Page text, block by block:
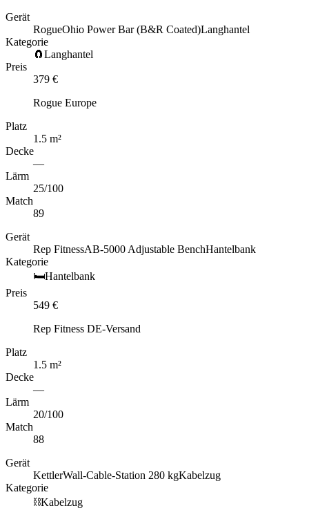
Gerät
RogueOhio Power Bar (B&R Coated)Langhantel
Kategorie
🧲Langhantel
Preis
379 €
Rogue Europe
Platz
1.5 m²
Decke
—
Lärm
25/100
Match
89
Gerät
Rep FitnessAB-5000 Adjustable BenchHantelbank
Kategorie
🛏️Hantelbank
Preis
549 €
Rep Fitness DE-Versand
Platz
1.5 m²
Decke
—
Lärm
20/100
Match
88
Gerät
KettlerWall-Cable-Station 280 kgKabelzug
Kategorie
⛓️Kabelzug